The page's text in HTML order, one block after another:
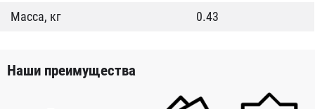
Масса, кг
0.43
Наши преимущества